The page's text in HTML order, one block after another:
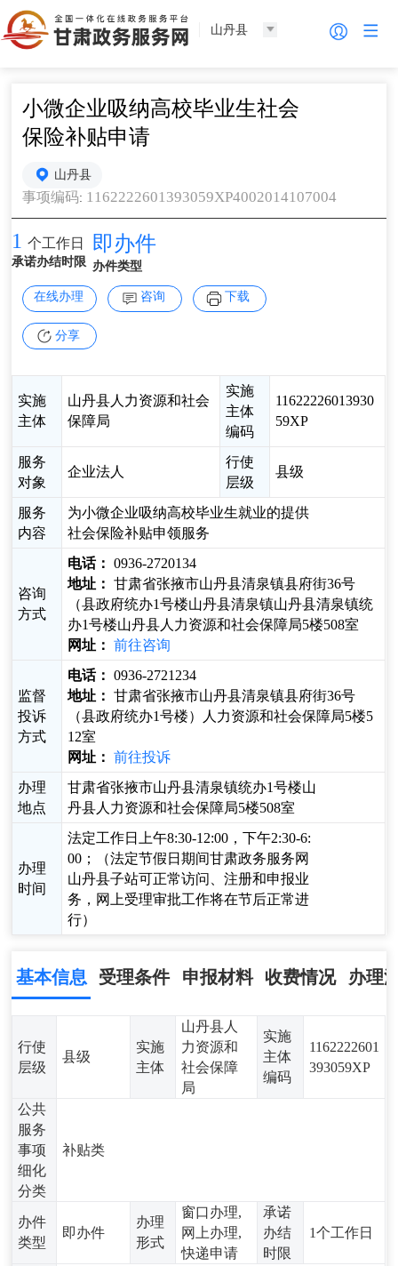
山丹县
小微企业吸纳高校毕业生社会
保险补贴申请
山丹县
事项编码: 1162222601393059XP4002014107004
1 个工作日
承诺办结时限
即办件
办件类型
在线办理 咨询 下载
分享
实施
主体
山丹县人力资源和社会
保障局
实施
主体
编码
11622226013930
59XP
服务
对象
企业法人
行使
层级
县级
服务
内容
为小微企业吸纳高校毕业生就业的提供
社会保险补贴申领服务
咨询
方式
电话： 0936-2720134
地址： 甘肃省张掖市山丹县清泉镇县府街36号
（县政府统办1号楼山丹县清泉镇山丹县清泉镇统
办1号楼山丹县人力资源和社会保障局5楼508室
网址： 前往咨询
监督
投诉
方式
电话： 0936-2721234
地址： 甘肃省张掖市山丹县清泉镇县府街36号
（县政府统办1号楼）人力资源和社会保障局5楼5
12室
网址：
前往投诉
办理
地点
甘肃省张掖市山丹县清泉镇统办1号楼山
丹县人力资源和社会保障局5楼508室
办理
时间
法定工作日上午8:30-12:00，下午2:30-6:
00；（法定节假日期间甘肃政务服务网
山丹县子站可正常访问、注册和申报业
务，网上受理审批工作将在节后正常进
行）
基本信息 受理条件 申报材料 收费情况 办理
行使
层级
县级
实施
主体
山丹县人
力资源和
社会保障
局
实施
主体
编码
1162222601
393059XP
公共
服务
事项
细化
分类
补贴类
办件
类型
即办件
办理
形式
窗口办理,
网上办理,
快递申请
承诺
办结
时限
1个工作日